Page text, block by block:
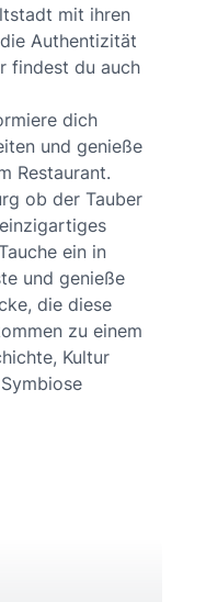
mit ihren
Authentizität
findest du auch
dich
und genieße
Restaurant.
ob der Tauber
ein in
und genieße
die diese
zu einem
Kultur